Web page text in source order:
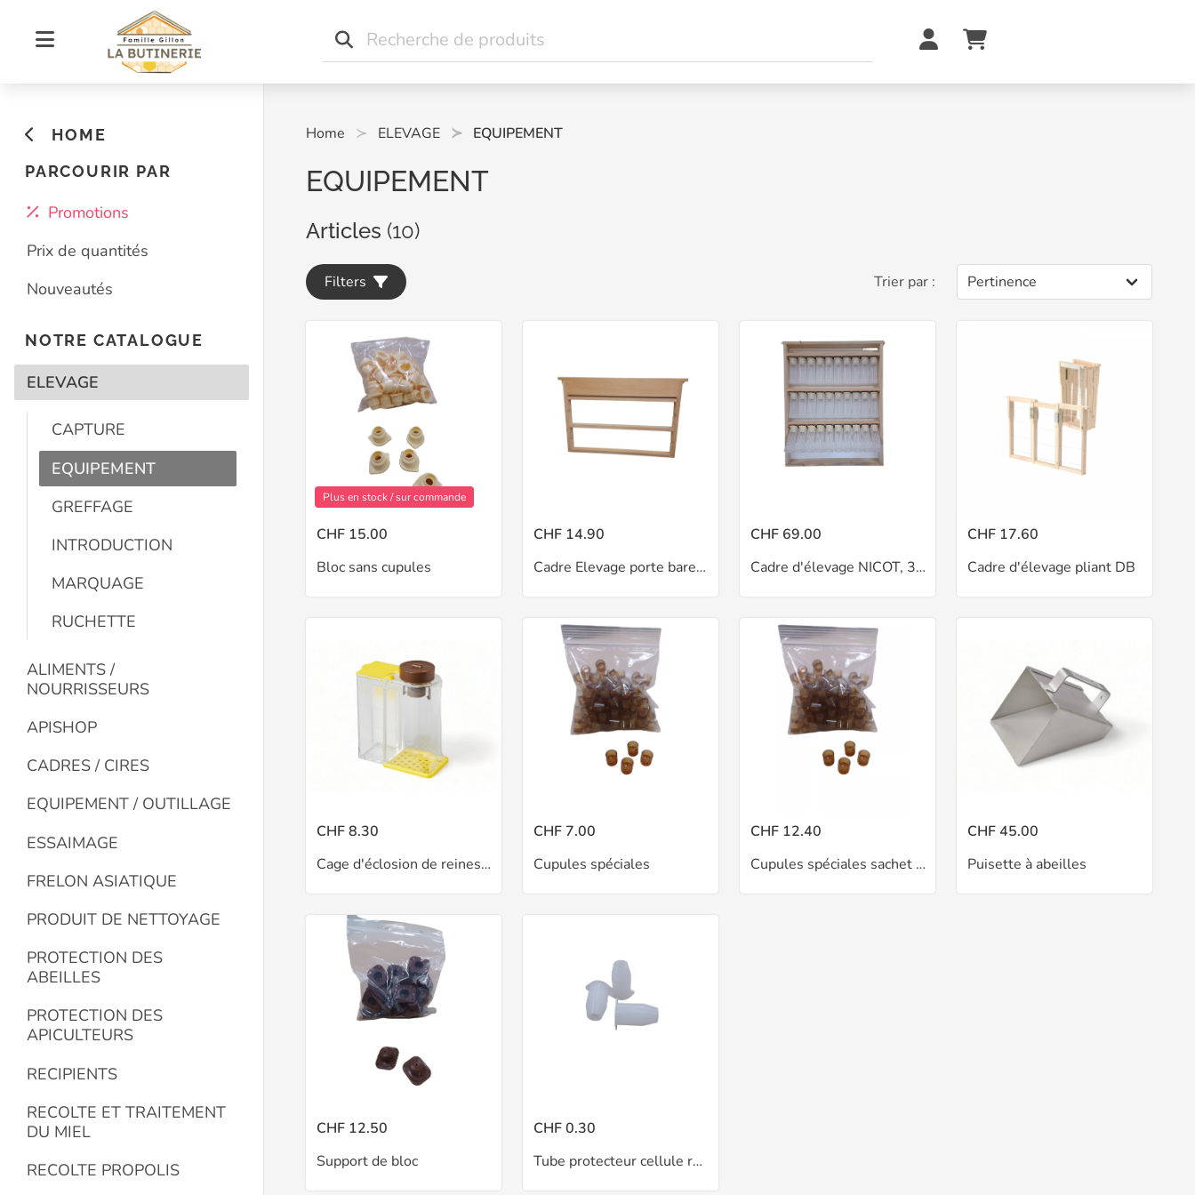
HOME
PARCOURIR PAR
Promotions
Prix de quantités
Nouveautés
NOTRE CATALOGUE
ELEVAGE
CAPTURE
EQUIPEMENT
GREFFAGE
INTRODUCTION
MARQUAGE
RUCHETTE
ALIMENTS /
NOURRISSEURS
APISHOP
CADRES / CIRES
EQUIPEMENT / OUTILLAGE
ESSAIMAGE
FRELON ASIATIQUE
PRODUIT DE NETTOYAGE
PROTECTION DES
ABEILLES
PROTECTION DES
APICULTEURS
RECIPIENTS
RECOLTE ET TRAITEMENT
DU MIEL
RECOLTE PROPOLIS
Home ELEVAGE EQUIPEMENT
EQUIPEMENT
Articles (10)
Filters Trier par :
Plus en stock / sur commande
CHF 15.00
Bloc sans cupules
CHF 14.90
Cadre Elevage porte barettes + nourrisseur
CHF 69.00
Cadre d'élevage NICOT, 30 cupules
CHF 17.60
Cadre d'élevage pliant DB
CHF 8.30
Cage d'éclosion de reines VENUS
CHF 7.00
Cupules spéciales
CHF 12.40
Cupules spéciales sachet de 500
CHF 45.00
Puisette à abeilles
CHF 12.50
Support de bloc
CHF 0.30
Tube protecteur cellule royale NICOT